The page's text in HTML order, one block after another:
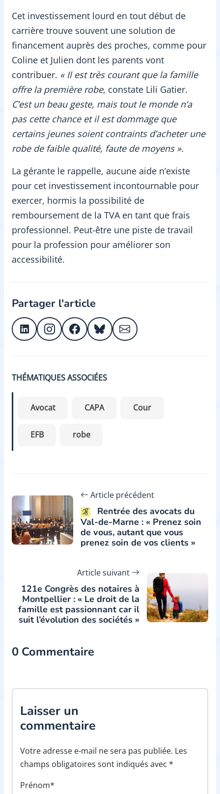
Cet investissement lourd en tout début de
carrière trouve souvent une solution de
financement auprès des proches, comme pour
Coline et Julien dont les parents vont
contribuer. « Il est très courant que la famille
offre la première robe, constate Lili Gatier.
C’est un beau geste, mais tout le monde n’a
pas cette chance et il est dommage que
certains jeunes soient contraints d’acheter une
robe de faible qualité, faute de moyens ».
La gérante le rappelle, aucune aide n’existe
pour cet investissement incontournable pour
exercer, hormis la possibilité de
remboursement de la TVA en tant que frais
professionnel. Peut-être une piste de travail
pour la profession pour améliorer son
accessibilité.
Partager l'article
THÉMATIQUES ASSOCIÉES
Avocat CAPA Cour
EFB robe
Article précédent
Rentrée des avocats du
Val-de-Marne : « Prenez soin
de vous, autant que vous
prenez soin de vos clients »
Article suivant
121e Congrès des notaires à
Montpellier : « Le droit de la
famille est passionnant car il
suit l’évolution des sociétés »
0 Commentaire
Laisser un
commentaire
Votre adresse e-mail ne sera pas publiée. Les
champs obligatoires sont indiqués avec *
Prénom*